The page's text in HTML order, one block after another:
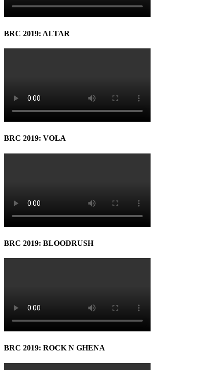
BRC 2019: ALTAR
BRC 2019: VOLA
BRC 2019: BLOODRUSH
BRC 2019: ROCK N GHENA